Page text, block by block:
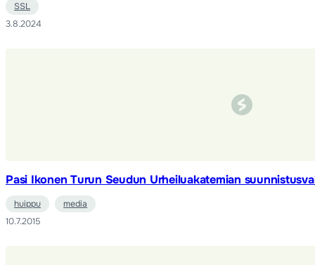
SSL
3.8.2024
Pasi Ikonen Turun Seudun Urheiluakatemian
huippu
media
10.7.2015